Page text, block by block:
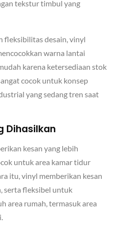
tekstur timbul yang
fleksibilitas desain, vinyl
warna lantai
karena ketersediaan stok
cocok untuk konsep
yang sedang tren saat
Dihasilkan
kesan yang lebih
untuk area kamar tidur
itu, vinyl memberikan kesan
serta fleksibel untuk
area rumah, termasuk area